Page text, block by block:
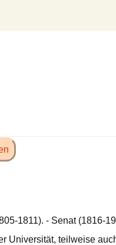
1811). - Senat (1816-
Universität, teilweise